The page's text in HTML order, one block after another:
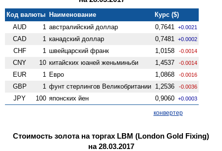
Код валюты Наименование
Курс ($)
AUD
1 австралийский доллар 0,7641 +0.0021
CAD 1 канадский доллар 0,7481 +0.0002
CHF 1 швейцарский франк 1,0158 -0.0014
CNY 10 китайских юаней женьминьби 1,4537 -0.0014
EUR 1 Евро 1,0868 -0.0016
GBP 1 фунт стерлингов Велико­британии 1,2536 -0.0036
JPY 100 японских йен 0,9060 +0.0003
конвертер
Стоимость золота на торгах LBM (London Gold Fixing)
на 28.03.2017